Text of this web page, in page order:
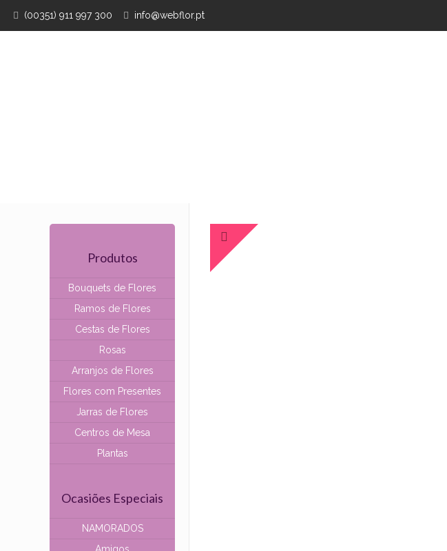
(00351) 911 997 300 info@webflor.pt
Produtos
Bouquets de Flores
Ramos de Flores
Cestas de Flores
Rosas
Arranjos de Flores
Flores com Presentes
Jarras de Flores
Centros de Mesa
Plantas
Ocasiões Especiais
NAMORADOS